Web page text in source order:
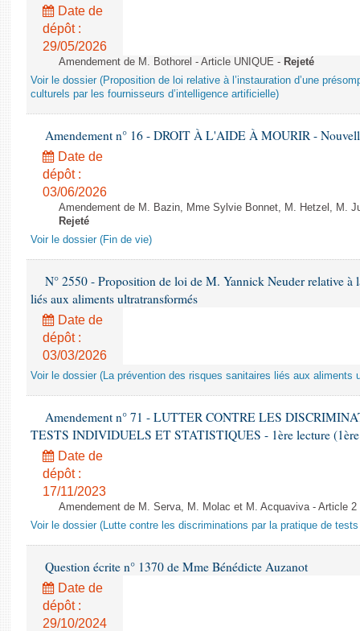
Date de
dépôt :
29/05/2026
Amendement de M. Bothorel - Article UNIQUE - Rejeté
Voir le dossier (Proposition de loi relative à l’instauration d’une
culturels par les fournisseurs d’intelligence artificielle)
Amendement n° 16 - DROIT À L'AIDE À MOURIR -
Date de
dépôt :
03/06/2026
Amendement de M. Bazin, Mme Sylvie Bonnet, M. Hetzel, M.
Rejeté
Voir le dossier (Fin de vie)
N° 2550 - Proposition de loi de M. Yannick Neuder relative à
liés aux aliments ultratransformés
Date de
dépôt :
03/03/2026
Voir le dossier (La prévention des risques sanitaires liés aux aliments
Amendement n° 71 - LUTTER CONTRE LES
TESTS INDIVIDUELS ET STATISTIQUES - 1ère lecture (1ère
Date de
dépôt :
17/11/2023
Amendement de M. Serva, M. Molac et M. Acquaviva - Article
Voir le dossier (Lutte contre les discriminations par la pratique de
Question écrite n° 1370 de Mme Bénédicte Auzanot
Date de
dépôt :
29/10/2024